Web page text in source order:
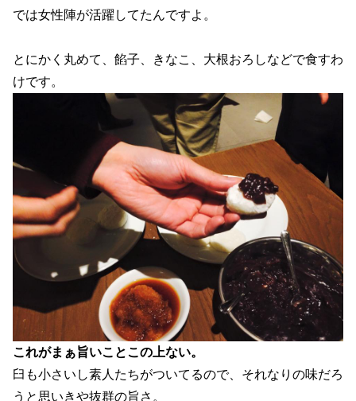
では女性陣が活躍してたんですよ。
とにかく丸めて、餡子、きなこ、大根おろしなどで食すわ
けです。
これがまぁ旨いことこの上ない。
臼も小さいし素人たちがついてるので、それなりの味だろ
うと思いきや抜群の旨さ。